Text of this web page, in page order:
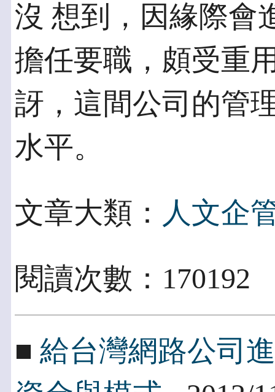
沒 想到，因緣際會
擔任要職，頗受重
訝，這間公司的管
水平。
文章大類： 人文企
閱讀次數：
■ 給台灣網路公司